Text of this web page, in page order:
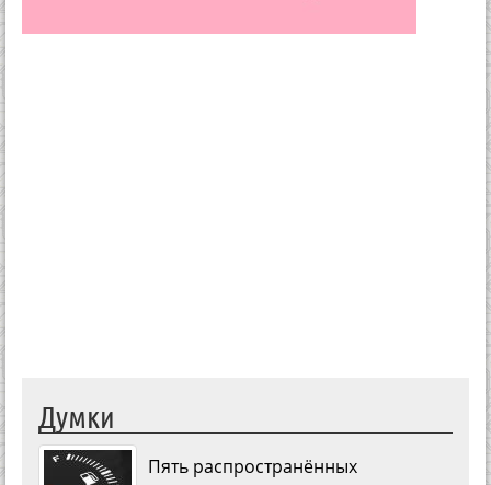
Думки
Пять распространённых